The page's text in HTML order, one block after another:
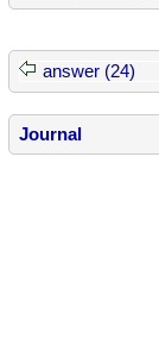
answer (24)
Journal